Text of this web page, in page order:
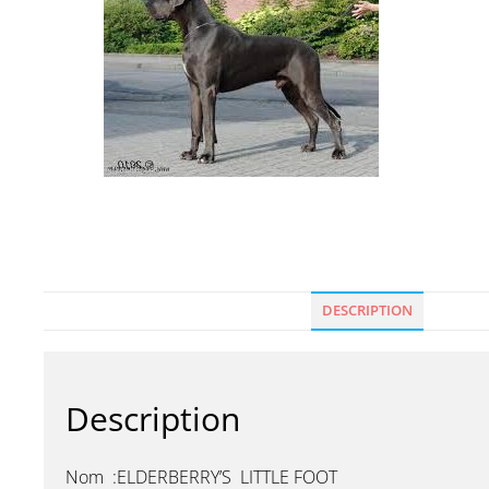
DESCRIPTION
Description
Nom :ELDERBERRY’S LITTLE FOOT